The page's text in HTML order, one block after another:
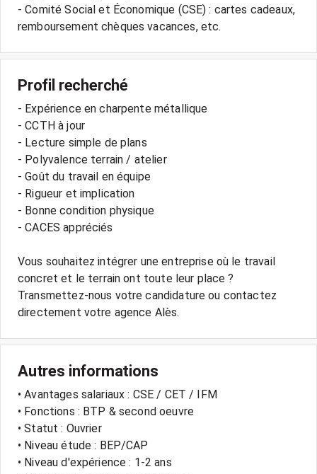
- Comité Social et Économique (CSE) : cartes cadeaux,
Profil recherché
- Expérience en charpente métallique
- CCTH à jour
- Lecture simple de plans
- Polyvalence terrain / atelier
- Goût du travail en équipe
- Rigueur et implication
- Bonne condition physique
- CACES appréciés
Vous souhaitez intégrer une entreprise où le travail
concret et le terrain ont toute leur place ?
Transmettez-nous votre candidature ou contactez
directement votre agence Alès.
Autres informations
• Avantages salariaux : CSE / CET / IFM
• Fonctions : BTP & second oeuvre
• Statut : Ouvrier
• Niveau étude : BEP/CAP
• Niveau d'expérience : 1-2 ans